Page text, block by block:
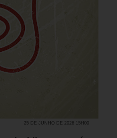
25 DE JUNHO DE 2026 15H00